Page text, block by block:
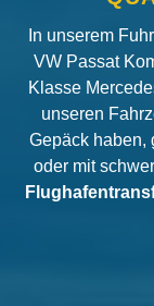
In unserem
VW Passat
Klasse
unseren
Gepäck haben,
oder mit